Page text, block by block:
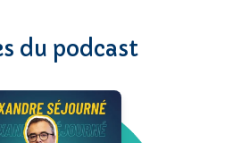
du podcast